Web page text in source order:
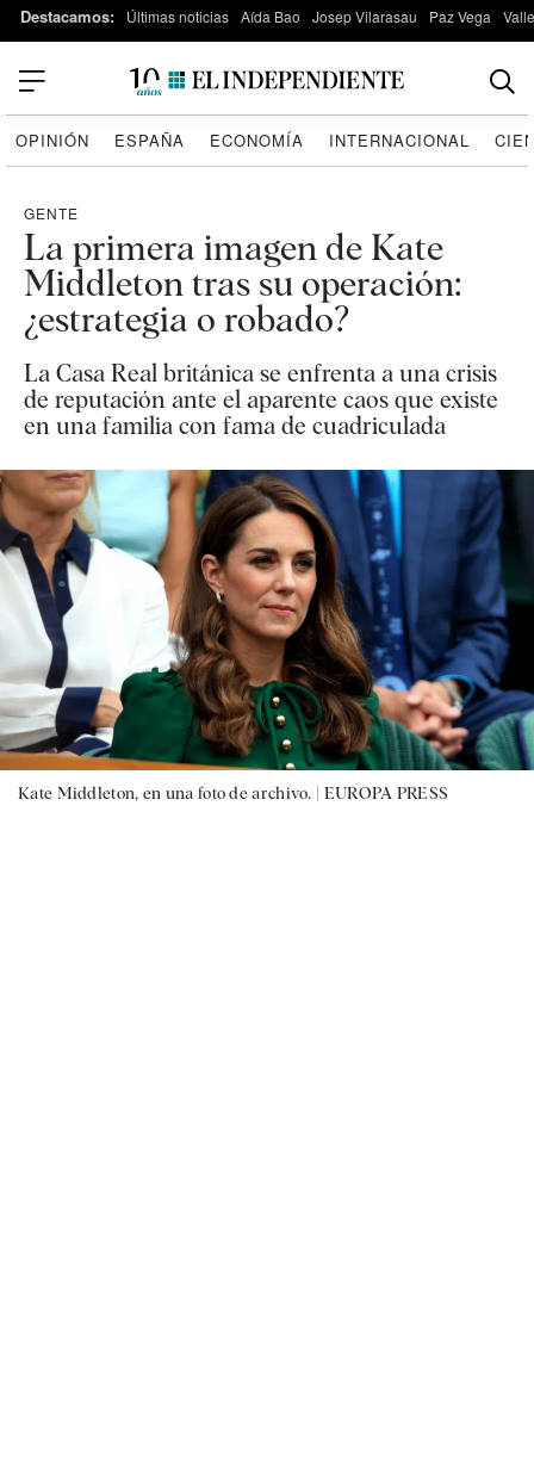
Destacamos: Últimas noticias Aída Bao Josep Vilarasau Paz Vega
OPINIÓN ESPAÑA ECONOMÍA INTERNACIONAL
GENTE
La primera imagen de Kate
Middleton tras su operación:
¿estrategia o robado?
La Casa Real británica se enfrenta a una crisis
de reputación ante el aparente caos que existe
en una familia con fama de cuadriculada
Kate Middleton, en una foto de archivo. | EUROPA PRESS